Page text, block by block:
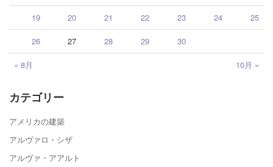
« 8月 10月 »
19 20 21 22 23 24 25
26 27 28 29 30
カテゴリー
アメリカの建築
アルヴァロ・シザ
アルヴァ・アアルト